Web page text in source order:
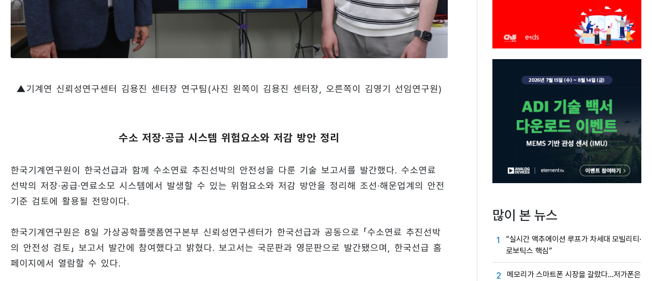
▲기계연 신뢰성연구센터 김용진 센터장 연구팀(사진 왼쪽이 김용진 센터장, 오른쪽이 김영기 선임연구원)
수소 저장·공급 시스템 위험요소와 저감 방안 정리
한국기계연구원이 한국선급과 함께 수소연료 추진선박의 안전성을 다룬 기술 보고서를 발간했다. 수소연료
선박의 저장·공급·연료소모 시스템에서 발생할 수 있는 위험요소와 저감 방안을 정리해 조선·해운업계의 안전
기준 검토에 활용될 전망이다.
한국기계연구원은 8일 가상공학플랫폼연구본부 신뢰성연구센터가 한국선급과 공동으로 「수소연료 추진선박
의 안전성 검토」 보고서 발간에 참여했다고 밝혔다. 보고서는 국문판과 영문판으로 발간됐으며, 한국선급 홈
페이지에서 열람할 수 있다.
많이 본 뉴스
1
“실시간 액추에이션 루프가 차세대 모빌리티·
로보틱스 핵심”
2
메모리가 스마트폰 시장을 갈랐다…저가폰은